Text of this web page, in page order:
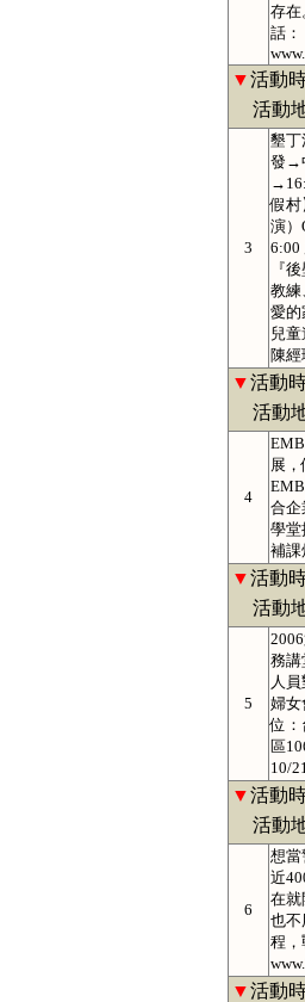
存
話：
▼活動
活動
3
墾丁
發→
假村
演）
6:00
『
教
愛的
兒
陳經
▼活動
活動
4
展
合企
學堂
補課
▼活動
活動
5
務講
人
婦女
位：
區
10/
▼活動
活動
6
想當
近
在就
也不
程，
▼活動